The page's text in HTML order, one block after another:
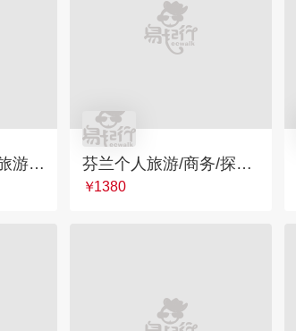
菲律宾签证（个人旅游签证） 芬兰个人旅游/商务/探亲签证
￥1380